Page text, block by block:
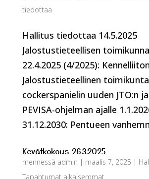
tiedottaa
Hallitus tiedottaa 14.5.2025
Jalostustieteellisen
22.4.2025 (4/2025): Kennelliiton
Jalostustieteellinen
cockerspanielin uuden JTO:n
PEVISA-ohjelman ajalle
31.12.2030: Pentueen
Kevätkokous 26.3.2025
mennessä admin | maalis 7, 2025 |
Tapahtumat aikaisemmat